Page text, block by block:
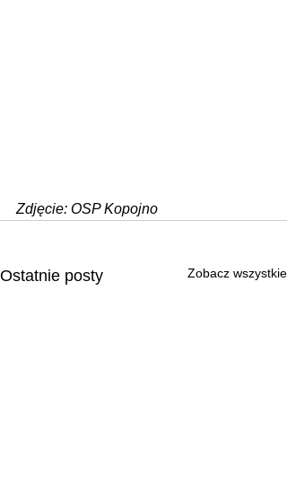
Zdjęcie: OSP Kopojno
Ostatnie posty Zobacz wszystkie